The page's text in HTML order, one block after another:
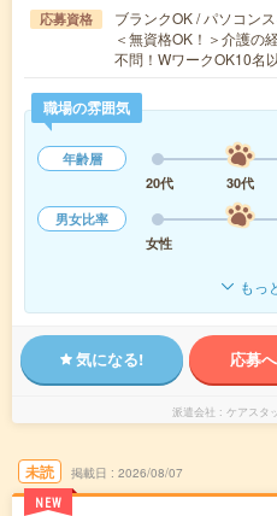
応募資格
ブランクOK / パソコン
＜無資格OK！＞介護の
不問！WワークOK10名
職場の雰囲気
年齢層
20代
30代
男女比率
女性
もっ
気になる! 応募
派遣会社 ケアスタ
未読
NEW
掲載日 2026/08/07